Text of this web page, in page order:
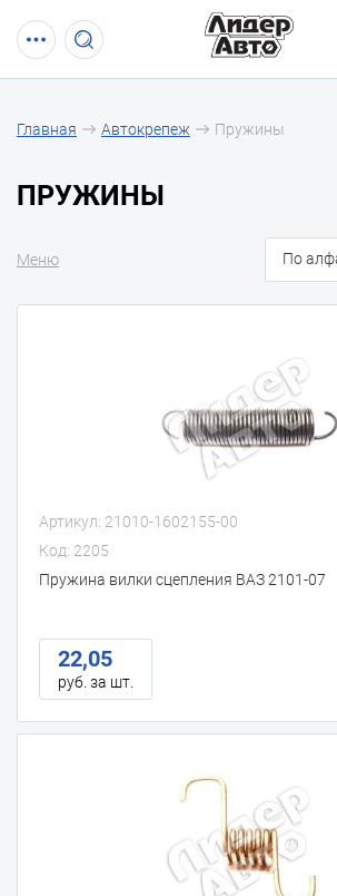
Главная Автокрепеж Пружины
ПРУЖИНЫ
Меню По
Артикул: 21010-1602155-00
Код: 2205
Пружина вилки сцепления ВАЗ 2101-07
22,05
руб. за шт.